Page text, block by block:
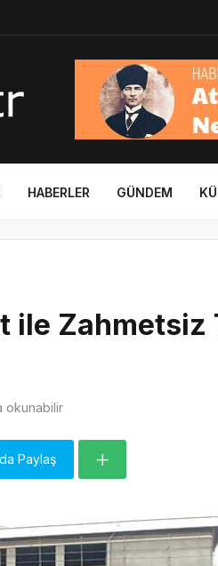
HABERLER GÜNDEM
Zahmetsiz
okunabilir
Paylaş